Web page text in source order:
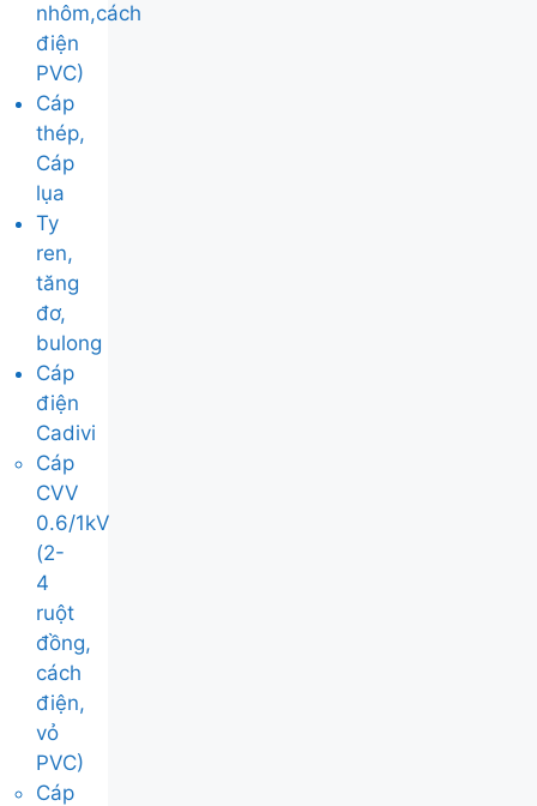
nhôm,cách
điện
PVC)
Cáp
thép,
Cáp
lụa
Ty
ren,
tăng
đơ,
bulong
Cáp
điện
Cadivi
Cáp
CVV
0.6/1kV
(2-
4
ruột
đồng,
cách
điện,
vỏ
PVC)
Cáp